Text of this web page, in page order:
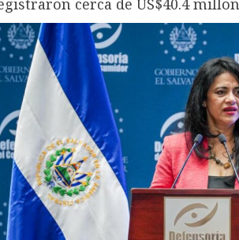
cerca de US$40.4